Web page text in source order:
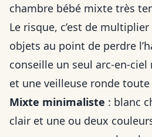
chambre bébé mixte très
Le risque, c’est de
objets au point de perdre
conseille un seul arc-en-
et une veilleuse ronde
Mixte minimaliste : blanc
clair et une ou deux